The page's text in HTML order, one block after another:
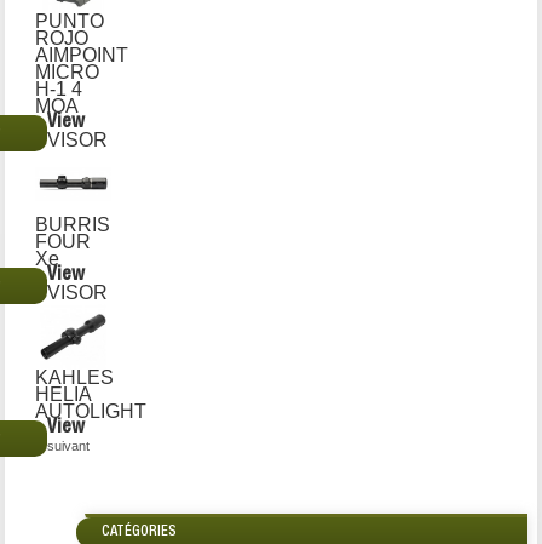
PUNTO
ROJO
AIMPOINT
MICRO
H-1 4
MOA
View
VISOR
BURRIS
FOUR
Xe
View
VISOR
KAHLES
HELIA
AUTOLIGHT
View
suivant
CATÉGORIES